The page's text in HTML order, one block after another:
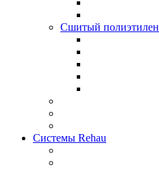
Сшитый полиэтилен
Системы Rehau